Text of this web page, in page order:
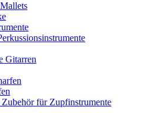
Gitarren
Zubehör für Zupfinstrumente